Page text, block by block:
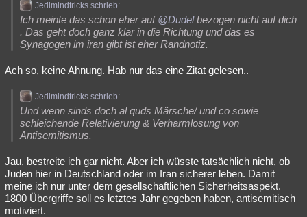
Jedimindtricks schrieb:
Ich meinte das schon eher auf@Dudelbezogen nicht auf dich
. Das geht doch ganz klar in die Richtung und das es
Synagogen im iran gibt ist eher Randnotiz.
Ach so, keine Ahnung. Hab nur das eine Zitat gelesen..
Jedimindtricks schrieb:
Und wenn sinds doch al quds Märsche/ und co sowie
schleichende Relativierung & Verharmlosung von
Antisemitismus.
Jau, bestreite ich gar nicht. Aber ich wüsste tatsächlich nicht, ob
Juden hier in Deutschland oder im Iran sicherer leben. Damit
meine ich nur unter dem gesellschaftlichen Sicherheitsaspekt.
1800 Übergriffe soll es letztes Jahr gegeben haben, antisemitisch
motiviert.